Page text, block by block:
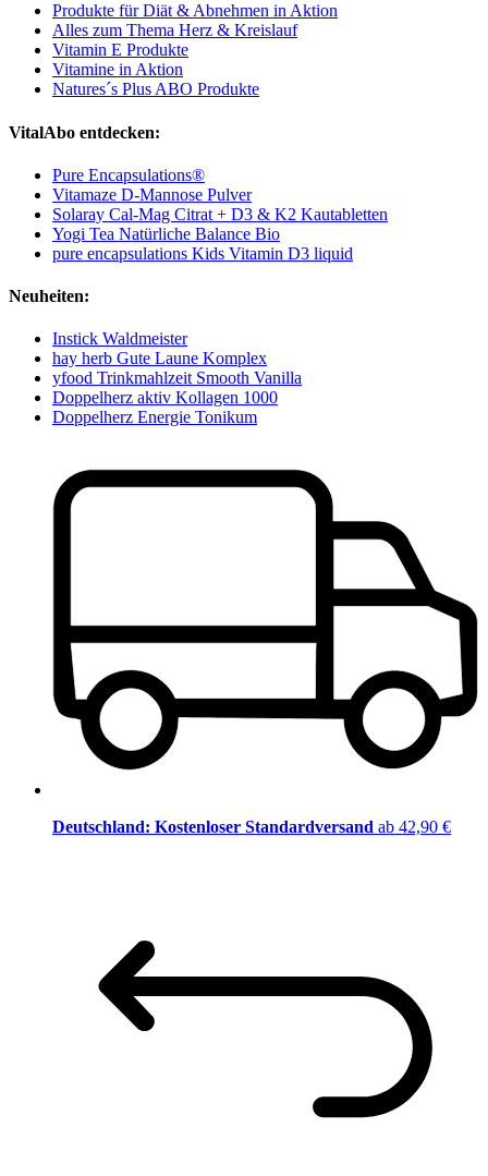
Produkte für Diät & Abnehmen in Aktion
Alles zum Thema Herz & Kreislauf
Vitamin E Produkte
Vitamine in Aktion
Natures´s Plus ABO Produkte
VitalAbo entdecken:
Pure Encapsulations®
Vitamaze D-Mannose Pulver
Solaray Cal-Mag Citrat + D3 & K2 Kautabletten
Yogi Tea Natürliche Balance Bio
pure encapsulations Kids Vitamin D3 liquid
Neuheiten:
Instick Waldmeister
hay herb Gute Laune Komplex
yfood Trinkmahlzeit Smooth Vanilla
Doppelherz aktiv Kollagen 1000
Doppelherz Energie Tonikum
Deutschland: Kostenloser Standardversand ab 42,90 €